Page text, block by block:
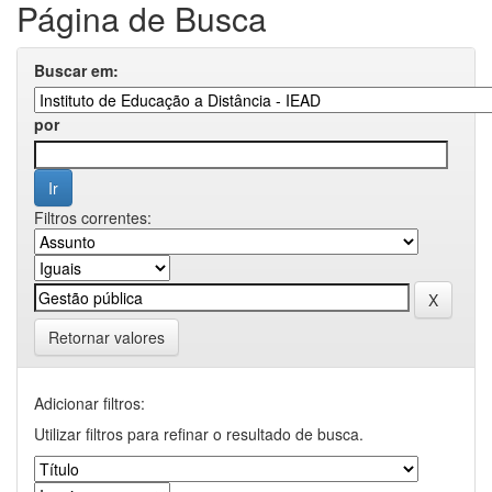
Página de Busca
Buscar em:
por
Filtros correntes:
Retornar valores
Adicionar filtros:
Utilizar filtros para refinar o resultado de busca.